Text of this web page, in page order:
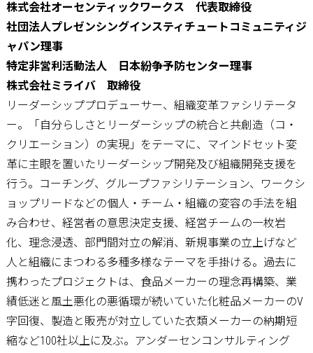
株式会社オーセンティックワークス 代表取締役
社団法人プレゼンシングインスティチュートコミュニティジ
ャパン理事
特定非営利活動法人 日本紛争予防センター理事
株式会社ミライバ 取締役
リーダーシッププロデューサー、組織変革ファシリテータ
ー。「自分らしさとリーダーシップの統合と共創造（コ・
クリエーション）の実現」をテーマに、マインドセット変
革に主眼を置いたリーダーシップ開発及び組織開発支援を
行う。コーチング、グループファシリテーション、ワークシ
ョップリードなどの個人・チーム・組織の変容の手法を組
み合わせ、経営者の意思決定支援、経営チームの一枚岩
化、理念浸透、部門間対立の解消、新規事業の立上げなど
人と組織にまつわる多種多様なテーマを手掛ける。過去に
携わったプロジェクトは、食品メーカーの理念再構築、業
績低迷と風土悪化の悪循環が続いていた化粧品メーカーのV
字回復、製造と販売が対立していた衣類メーカーの納期短
縮など100社以上に及ぶ。アンダーセンコンサルティング